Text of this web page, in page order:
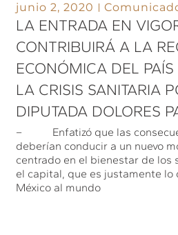
junio 2, 2020
LA ENTRADA EN
CONTRIBUIRÁ A LA
ECONÓMICA DEL
LA CRISIS SANITARIA
DIPUTADA DOLORES
– Enfatizó que las
deberían conducir a un nuevo
centrado en el bienestar de los
el capital, que es justamente
México al mundo